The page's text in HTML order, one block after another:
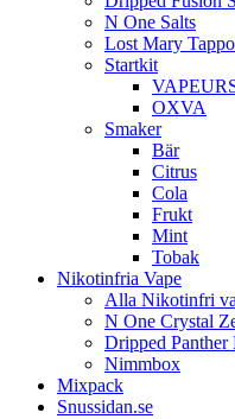
N One Salts
Lost Mary Tappo
Startkit
OXVA
Smaker
Bär
Citrus
Cola
Frukt
Mint
Tobak
Nikotinfria Vape
Alla Nikotinfri
N One Crystal
Dripped Panther
Nimmbox
Mixpack
Snussidan.se